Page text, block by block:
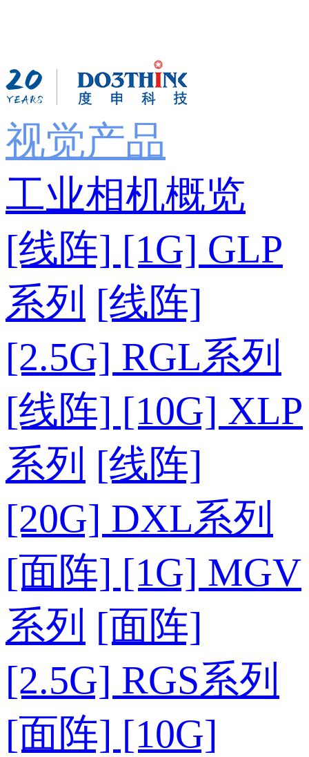
视觉产品
工业相机概览
[线阵] [1G] GLP
系列 [线阵]
[2.5G] RGL系列
[线阵] [10G] XLP
系列 [线阵]
[20G] DXL系列
[面阵] [1G] MGV
系列 [面阵]
[2.5G] RGS系列
[面阵] [10G]